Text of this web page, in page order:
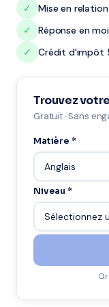
✓
Mise en
✓
Réponse en
✓
Crédit d'impôt
Trouvez
Gratuit · Sans
Matière *
Niveau *